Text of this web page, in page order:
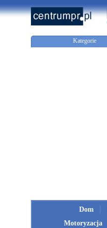
Kategorie
Dom
Motoryzacja